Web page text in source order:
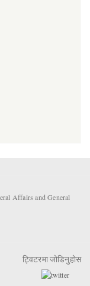
Affairs and General
ट्विटरमा जोडिनुहोस